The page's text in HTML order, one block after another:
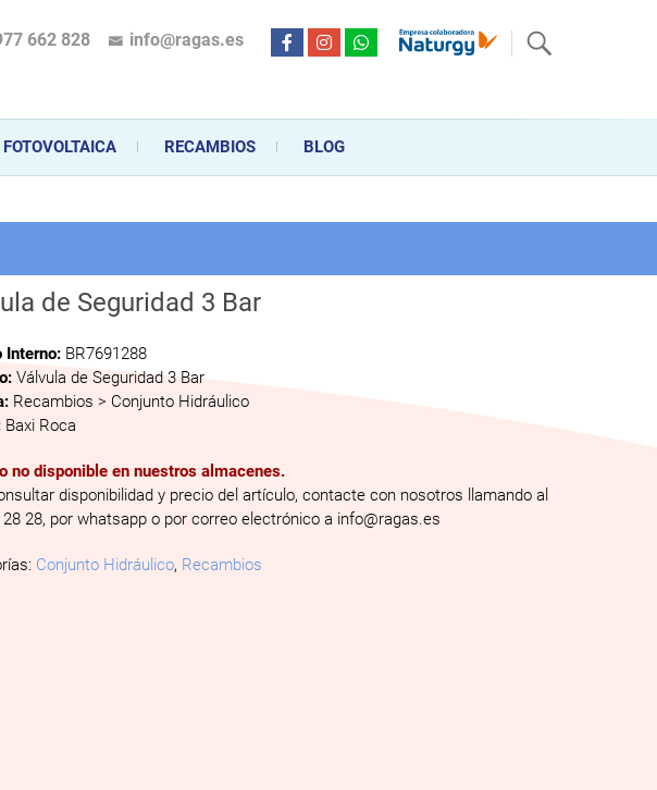
de gas y electricidad desde hace más de 20 años . Acompañamos al cliente
el asesoramiento personalizado en la venta, montaje y reparación, hasta la
662 828 info@ragas.es
FOTOVOLTAICA RECAMBIOS BLOG
de Seguridad 3 Bar
Interno: BR7691288
Válvula de Seguridad 3 Bar
Recambios > Conjunto Hidráulico
Baxi Roca
no disponible en nuestros almacenes.
disponibilidad y precio del artículo, contacte con nosotros llamando al
28 28, por whatsapp o por correo electrónico a info@ragas.es
Conjunto Hidráulico, Recambios